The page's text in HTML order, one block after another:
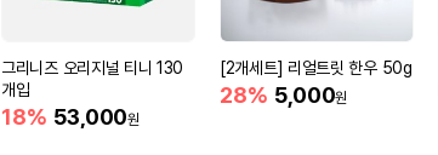
그리니즈 오리지널 티니 130
개입
18% 53,000원
[2개세트] 리얼트릿 한우 50g
28% 5,000원